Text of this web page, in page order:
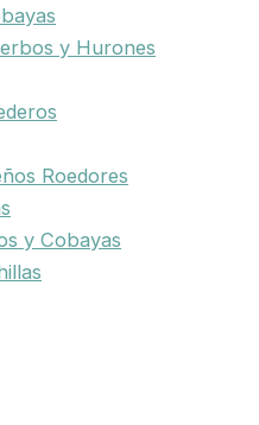
y Hurones
Roedores
y Cobayas